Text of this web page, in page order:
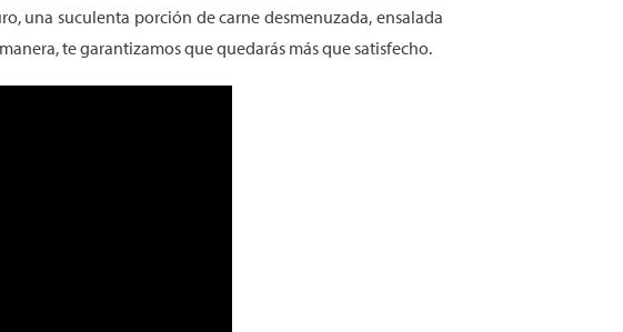
una suculenta porción de carne desmenuzada, ensalada
te garantizamos que quedarás más que satisfecho.